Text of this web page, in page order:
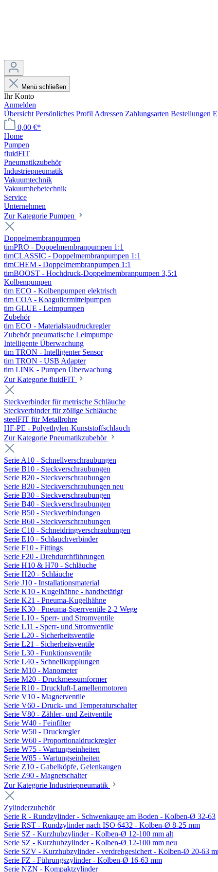
Menü schließen
Ihr Konto
Anmelden
Übersicht Persönliches Profil Adressen Zahlungsarten Bestellungen
0,00 €*
Home
Pumpen
fluidFIT
Pneumatikzubehör
Industriepneumatik
Vakuumtechnik
Vakuumhebetechnik
Service
Unternehmen
Zur Kategorie Pumpen
Doppelmembranpumpen
timPRO - Doppelmembranpumpen 1:1
timCLASSIC - Doppelmembranpumpen 1:1
timCHEM - Doppelmembranpumpen 1:1
timBOOST - Hochdruck-Doppelmembranpumpen 3,5:1
Kolbenpumpen
tim ECO - Kolbenpumpen elektrisch
tim COA - Koaguliermittelpumpen
tim GLUE - Leimpumpen
Zubehör
tim ECO - Materialstaudruckregler
Zubehör pneumatische Leimpumpe
Intelligente Überwachung
tim TRON - Intelligenter Sensor
tim TRON - USB Adapter
tim LINK - Pumpen Überwachung
Zur Kategorie fluidFIT
Steckverbinder für metrische Schläuche
Steckverbinder für zöllige Schläuche
steelFIT für Metallrohre
HF-PE - Polyethylen-Kunststoffschlauch
Zur Kategorie Pneumatikzubehör
Serie A10 - Schnellverschraubungen
Serie B10 - Steckverschraubungen
Serie B20 - Steckverschraubungen
Serie B20 - Steckverschraubungen neu
Serie B30 - Steckverschraubungen
Serie B40 - Steckverschraubungen
Serie B50 - Steckverbindungen
Serie B60 - Steckverschraubungen
Serie C10 - Schneidringverschraubungen
Serie E10 - Schlauchverbinder
Serie F10 - Fittings
Serie F20 - Drehdurchführungen
Serie H10 & H70 - Schläuche
Serie H20 - Schläuche
Serie J10 - Installationsmaterial
Serie K10 - Kugelhähne - handbetätigt
Serie K21 - Pneuma-Kugelhähne
Serie K30 - Pneuma-Sperrventile 2-2 Wege
Serie L10 - Sperr- und Stromventile
Serie L11 - Sperr- und Stromventile
Serie L20 - Sicherheitsventile
Serie L21 - Sicherheitsventile
Serie L30 - Funktionsventile
Serie L40 - Schnellkupplungen
Serie M10 - Manometer
Serie M20 - Druckmessumformer
Serie R10 - Druckluft-Lamellenmotoren
Serie V10 - Magnetventile
Serie V60 - Druck- und Temperaturschalter
Serie V80 - Zähler- und Zeitventile
Serie W40 - Feinfilter
Serie W50 - Druckregler
Serie W60 - Proportionaldruckregler
Serie W75 - Wartungseinheiten
Serie W85 - Wartungseinheiten
Serie Z10 - Gabelköpfe, Gelenkaugen
Serie Z90 - Magnetschalter
Zur Kategorie Industriepneumatik
Zylinderzubehör
Serie R - Rundzylinder - Schwenkauge am Boden - Kolben-Ø 32-63
Serie RST - Rundzylinder nach ISO 6432 - Kolben-Ø 8-25 mm
Serie SZ - Kurzhubzylinder - Kolben-Ø 12-100 mm alt
Serie SZ - Kurzhubzylinder - Kolben-Ø 12-100 mm neu
Serie SZV - Kurzhubzylinder - verdrehgesichert - Kolben-Ø 20-63
Serie FZ - Führungszylinder - Kolben-Ø 16-63 mm
Serie NZN - Kompaktzylinder